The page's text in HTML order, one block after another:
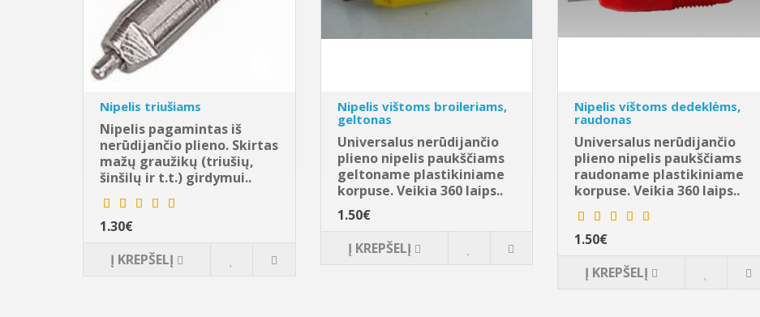
Nipelis triušiams
Nipelis pagamintas iš
nerūdijančio plieno. Skirtas
mažų graužikų (triušių,
šinšilų ir t.t.) girdymui..
1.30€
Į KREPŠELĮ
Nipelis vištoms broileriams,
geltonas
Universalus nerūdijančio
plieno nipelis paukščiams
geltoname plastikiniame
korpuse. Veikia 360 laips..
1.50€
Į KREPŠELĮ
Nipelis vištoms dedeklėms,
raudonas
Universalus nerūdijančio
plieno nipelis paukščiams
raudoname plastikiniame
korpuse. Veikia 360 laips..
1.50€
Į KREPŠELĮ